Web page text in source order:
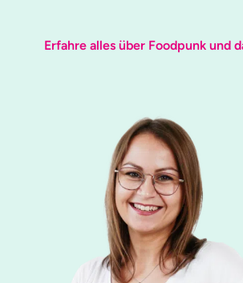
Erfahre alles über Foodpunk und